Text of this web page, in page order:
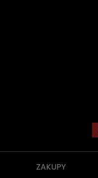
ZAKUPY